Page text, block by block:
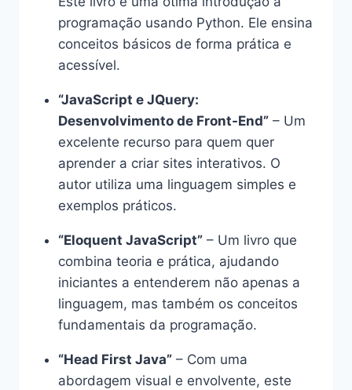
programação usando Python. Ele ensina
conceitos básicos de forma prática e
acessível.
“JavaScript e JQuery:
Desenvolvimento de Front-End”– Um
excelente recurso para quem quer
aprender a criar sites interativos. O
autor utiliza uma linguagem simples e
exemplos práticos.
“Eloquent JavaScript”– Um livro que
combina teoria e prática, ajudando
iniciantes a entenderem não apenas a
linguagem, mas também os conceitos
fundamentais da programação.
“Head First Java”– Com uma
abordagem visual e envolvente, este